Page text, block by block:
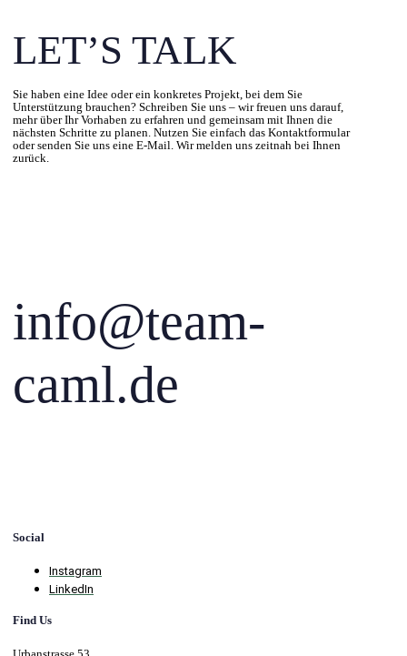
LET’S TALK
Sie haben eine Idee oder ein konkretes Projekt, bei dem Sie
Unterstützung brauchen? Schreiben Sie uns – wir freuen uns darauf,
mehr über Ihr Vorhaben zu erfahren und gemeinsam mit Ihnen die
nächsten Schritte zu planen. Nutzen Sie einfach das Kontaktformular
oder senden Sie uns eine E-Mail. Wir melden uns zeitnah bei Ihnen
zurück.
info@team-
caml.de
Social
Instagram
LinkedIn
Find Us